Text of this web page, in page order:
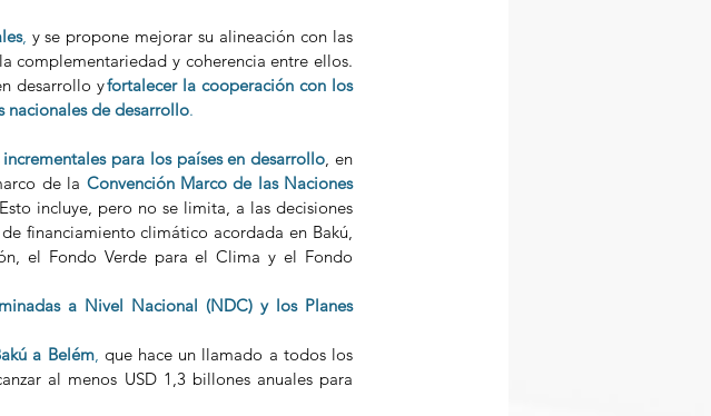
, y se propone mejorar su alineación con las
complementariedad y coherencia entre ellos.
desarrollo yfortalecer la cooperación con los
nacionales de desarrollo.
para los países en desarrollo, en
de la Convención Marco de las Naciones
incluye, pero no se limita, a las decisiones
financiamiento climático acordada en Bakú,
el Fondo Verde para el Clima y el Fondo
a Nivel Nacional (NDC) y los Planes
a Belém, que hace un llamado a todos los
al menos USD 1,3 billones anuales para